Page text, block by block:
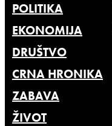
POLITIKA
EKONOMIJA
DRUŠTVO
CRNA HRONIKA
ZABAVA
ŽIVOT